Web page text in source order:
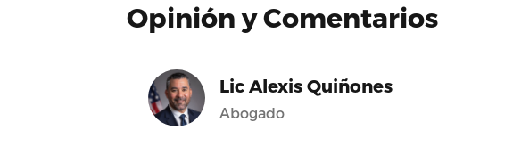
Opinión y Comentarios
Lic Alexis Quiñones
Abogado